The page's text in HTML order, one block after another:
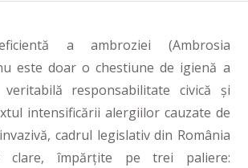
a ambroziei (Ambrosia
este doar o chestiune de igienă a
responsabilitate civică și
intensificării alergiilor cauzate de
cadrul legislativ din România
clare, împărțite pe trei paliere: